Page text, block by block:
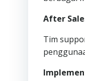
After
Tim